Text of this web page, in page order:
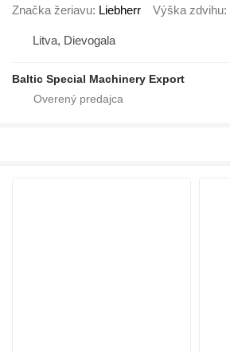
Značka žeriavu Liebherr Výška zdvihu
Litva, Dievogala
Baltic Special Machinery Export